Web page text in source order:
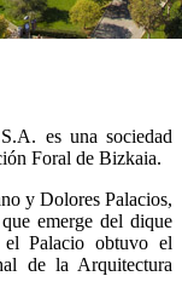
es una sociedad
Foral de Bizkaia.
y Dolores Palacios,
emerge del dique
Palacio obtuvo el
de la Arquitectura